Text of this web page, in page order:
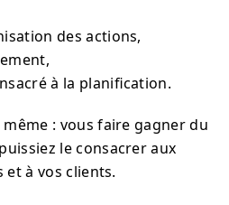
des actions,
à la planification.
: vous faire gagner du
le consacrer aux
à vos clients.